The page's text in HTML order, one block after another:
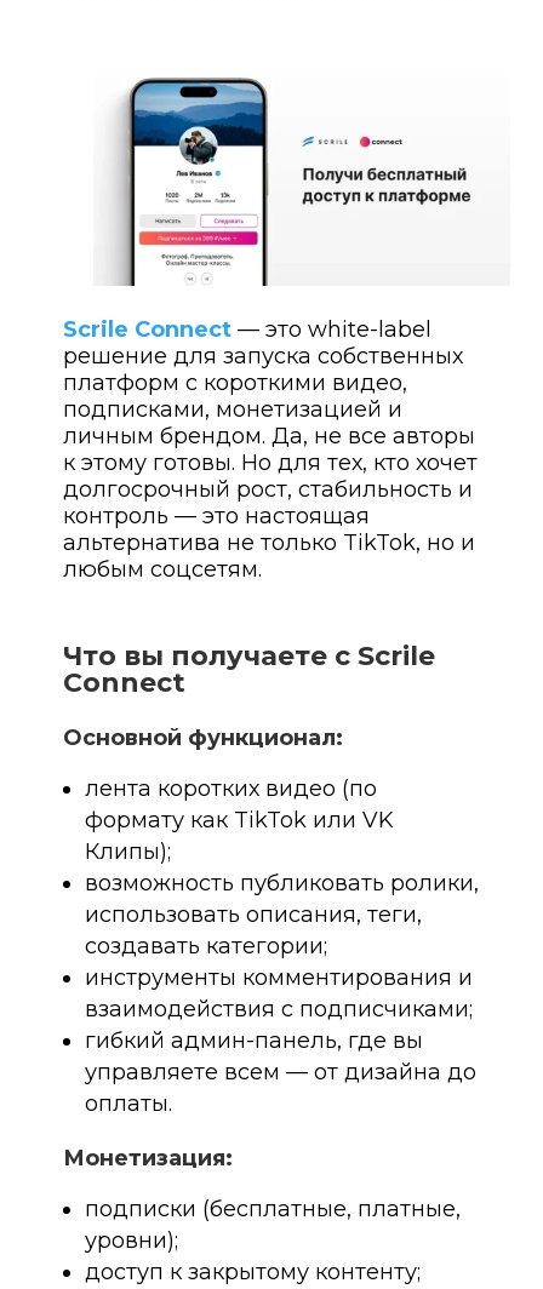
Scrile Connect — это white-label
решение для запуска собственных
платформ с короткими видео,
подписками, монетизацией и
личным брендом. Да, не все авторы
к этому готовы. Но для тех, кто хочет
долгосрочный рост, стабильность и
контроль — это настоящая
альтернатива не только TikTok, но и
любым соцсетям.
Что вы получаете с Scrile
Connect
Основной функционал:
лента коротких видео (по
формату как TikTok или VK
Клипы);
возможность публиковать ролики,
использовать описания, теги,
создавать категории;
инструменты комментирования и
взаимодействия с подписчиками;
гибкий админ-панель, где вы
управляете всем — от дизайна до
оплаты.
Монетизация:
подписки (бесплатные, платные,
уровни);
доступ к закрытому контенту;